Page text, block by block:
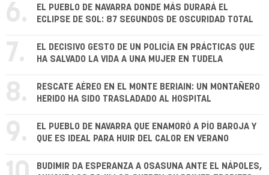
6.
EL PUEBLO DE NAVARRA DONDE MÁS DURARÁ EL
ECLIPSE DE SOL: 87 SEGUNDOS DE OSCURIDAD TOTAL
7.
EL DECISIVO GESTO DE UN POLICÍA EN PRÁCTICAS QUE
HA SALVADO LA VIDA A UNA MUJER EN TUDELA
8.
RESCATE AÉREO EN EL MONTE BERIAIN: UN MONTAÑERO
HERIDO HA SIDO TRASLADADO AL HOSPITAL
9.
EL PUEBLO DE NAVARRA QUE ENAMORÓ A PÍO BAROJA Y
QUE ES IDEAL PARA HUIR DEL CALOR EN VERANO
BUDIMIR DA ESPERANZA A OSASUNA ANTE EL NÁPOLES,